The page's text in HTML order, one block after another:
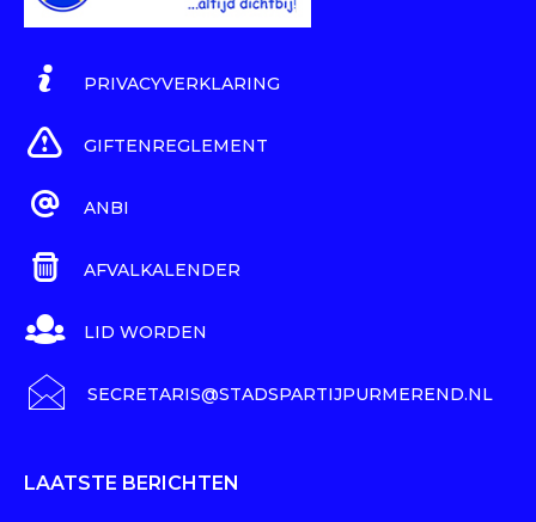
PRIVACYVERKLARING
GIFTENREGLEMENT
ANBI
AFVALKALENDER
LID WORDEN
SECRETARIS@STADSPARTIJPURMEREND.NL
LAATSTE BERICHTEN